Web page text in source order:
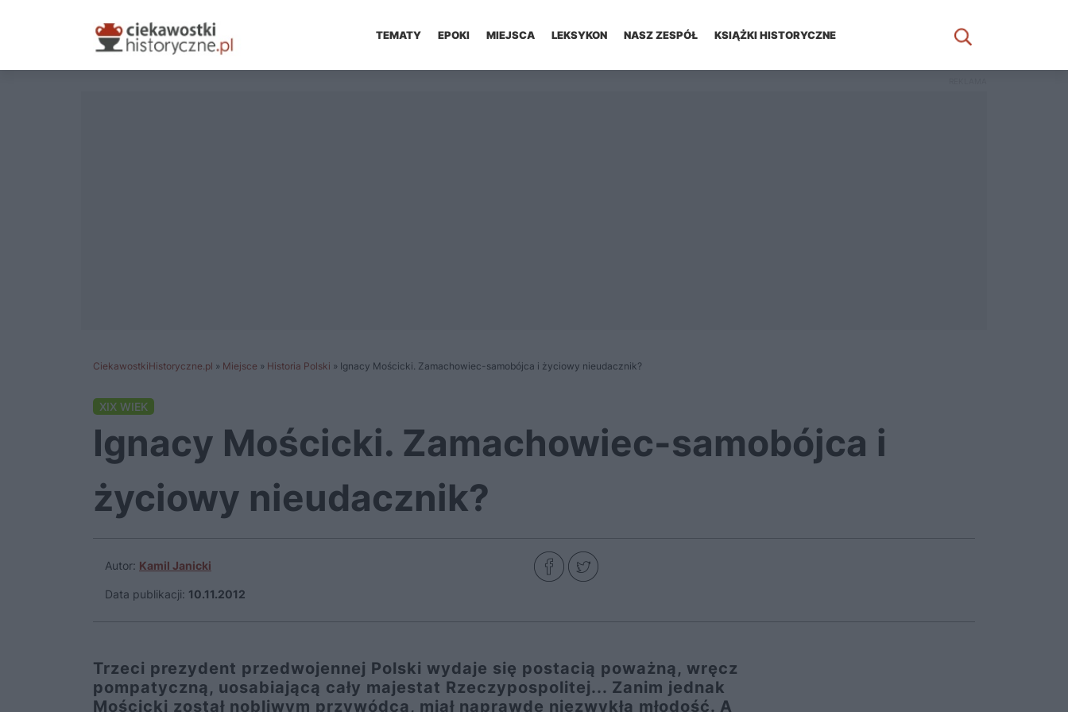
TEMATY EPOKI MIEJSCA LEKSYKON NASZ ZESPÓŁ KSIĄŻKI HISTORYCZNE
CiekawostkiHistoryczne.pl » Miejsce » Historia Polski » Ignacy Mościcki. Zamachowiec-samobójca i życiowy nieudacznik?
XIX WIEK
Ignacy Mościcki. Zamachowiec-samobójca i
życiowy nieudacznik?
Autor: Kamil Janicki
Data publikacji: 10.11.2012
Trzeci prezydent przedwojennej Polski wydaje się postacią poważną, wręcz
pompatyczną, uosabiającą cały majestat Rzeczypospolitej... Zanim jednak
Mościcki został nobliwym przywódcą, miał naprawdę niezwykłą młodość. A